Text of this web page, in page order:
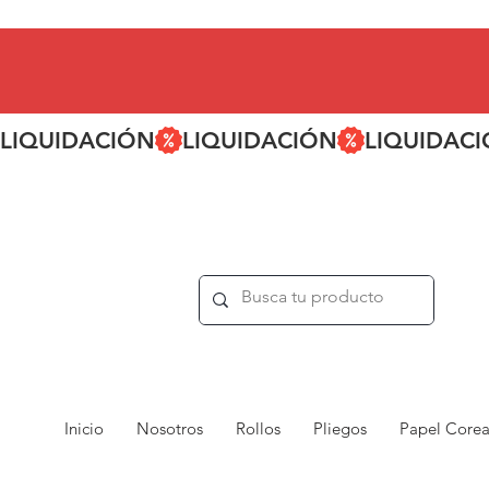
LIQUIDACIÓN
Inicio Nosotros Rollos Pliegos Papel